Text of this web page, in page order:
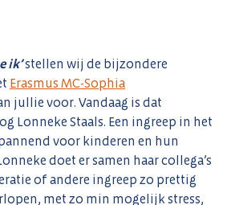
ik’stellen wij de bijzondere
Erasmus MC-Sophia
jullie voor. Vandaag is dat
Lonneke Staals. Een ingreep in het
voor kinderen en hun
doet er samen haar collega’s
of andere ingreep zo prettig
met zo min mogelijk stress,